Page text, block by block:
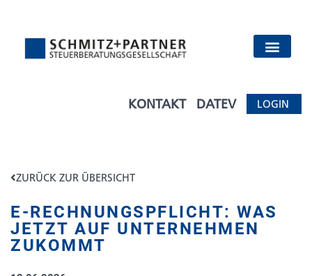
KONTAKT DATEV LOGIN
ZURÜCK ZUR ÜBERSICHT
E-RECHNUNGSPFLICHT: WAS
JETZT AUF UNTERNEHMEN
ZUKOMMT